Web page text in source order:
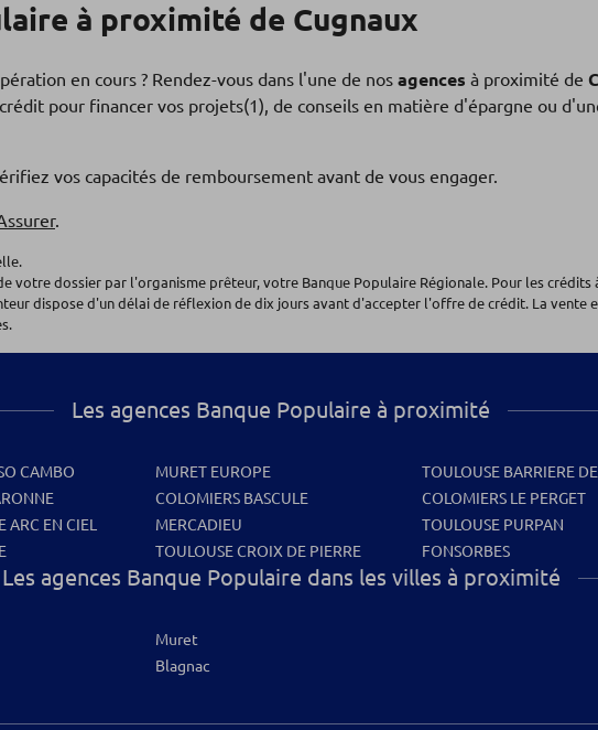
à proximité de Cugnaux
en cours ? Rendez-vous dans l'une de nos agences à proximité de
pour financer vos projets(1), de conseils en matière d'épargne ou
vos capacités de remboursement avant de vous engager.
.
votre dossier par l'organisme prêteur, votre Banque Populaire Régionale. Pour les
dispose d'un délai de réflexion de dix jours avant d'accepter l'offre de crédit. La vente
Les agences Banque Populaire à proximité
CAMBO
ARC EN CIEL
MURET EUROPE
COLOMIERS BASCULE
MERCADIEU
TOULOUSE CROIX DE PIERRE
TOULOUSE BARRIERE
COLOMIERS LE PERGET
TOULOUSE PURPAN
FONSORBES
Les agences Banque Populaire dans les villes à proximité
Muret
Blagnac